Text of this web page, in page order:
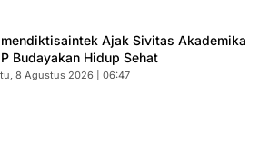
Ajak Sivitas Akademika
Budayakan Hidup Sehat
8 Agustus 2026 | 06:47